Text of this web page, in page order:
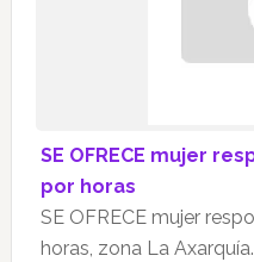
SE OFRECE mujer
por horas
SE OFRECE mujer
horas, zona La